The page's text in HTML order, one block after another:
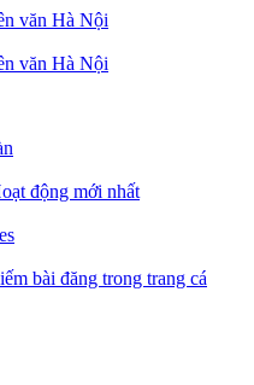
động mới nhất
bài đăng trong trang cá